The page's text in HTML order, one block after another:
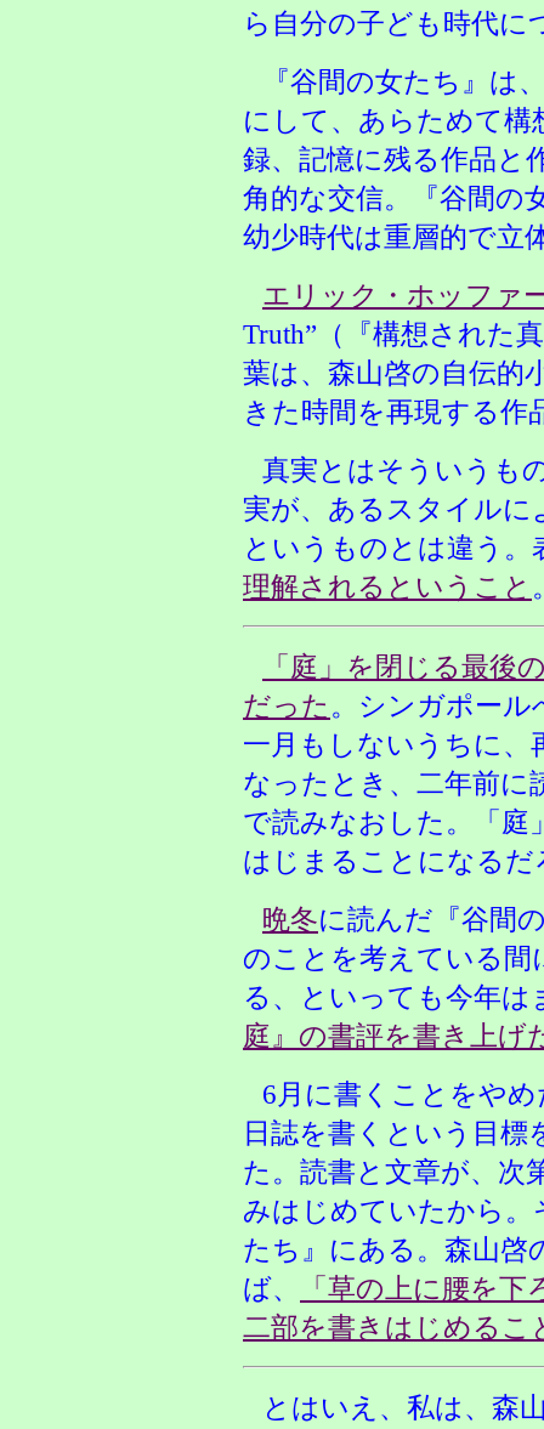
ら自分の子ども時代に
『谷間の女たち』は
にして、あらためて構
録、記憶に残る作品と
角的な交信。『谷間の
幼少時代は重層的で立
エリック・ホッファ
Truth”（『構想された
葉は、森山啓の自伝的
きた時間を再現する作
真実とはそういうも
実が、あるスタイルに
というものとは違う
理解されるということ
「庭」を閉じる最後
だった 。シンガポール
一月もしないうちに
なったとき、二年前に
で読みなおした。「庭
はじまることになるだ
晩冬に読んだ『谷間
のことを考えている間
る、といっても今年
庭』の書評を書き上げ
6月に書くことをや
日誌を書くという目
た。読書と文章が、次
みはじめていたから。
たち』にある。森山啓
ば、
「草の上に腰を
二部を書きはじめるこ
とはいえ、私は、森